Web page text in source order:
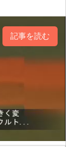
記事を読む